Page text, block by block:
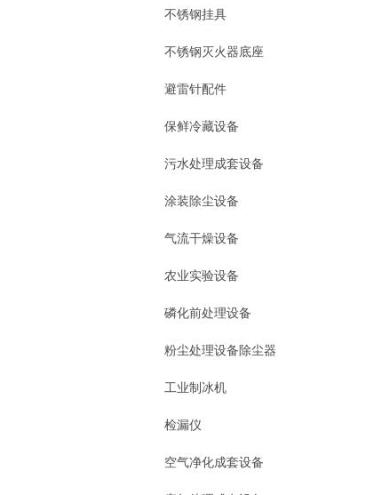
不锈钢挂具
不锈钢灭火器底座
避雷针配件
保鲜冷藏设备
污水处理成套设备
涂装除尘设备
气流干燥设备
农业实验设备
磷化前处理设备
粉尘处理设备除尘器
工业制冰机
检漏仪
空气净化成套设备